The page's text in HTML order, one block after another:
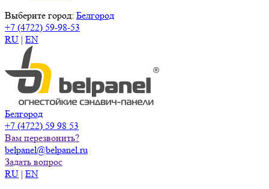
Выберите город: Белгород
+7 (4722) 59-98-53
RU | EN
Белгород
+7 (4722) 59 98 53
Вам перезвонить?
belpanel@belpanel.ru
Задать вопрос
RU | EN